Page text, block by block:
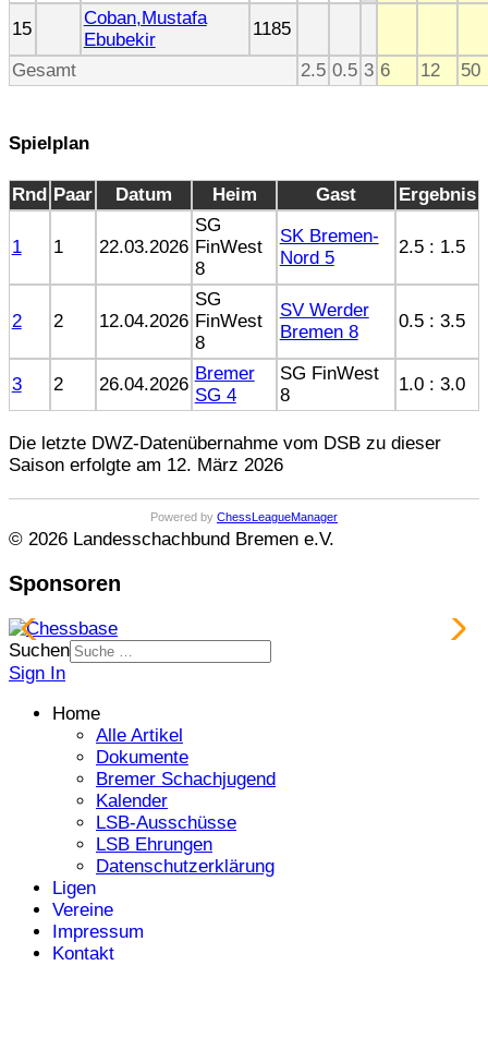
15
Coban,Mustafa
Ebubekir
1185
Gesamt
2.5 0.5 3 6 12 50
Spielplan
Rnd Paar Datum Heim Gast Ergebnis
1 1 22.03.2026
SG
FinWest
8
SK Bremen-
Nord 5
2.5 : 1.5
2 2 12.04.2026
SG
FinWest
8
SV Werder
Bremen 8
0.5 : 3.5
3 2 26.04.2026
Bremer
SG 4
SG FinWest
8
1.0 : 3.0
Die letzte DWZ-Datenübernahme vom DSB zu dieser
Saison erfolgte am 12. März 2026
Powered by ChessLeagueManager
© 2026 Landesschachbund Bremen e.V.
Sponsoren
Suchen
Sign In
Home
Alle Artikel
Dokumente
Bremer Schachjugend
Kalender
LSB-Ausschüsse
LSB Ehrungen
Datenschutzerklärung
Ligen
Vereine
Impressum
Kontakt